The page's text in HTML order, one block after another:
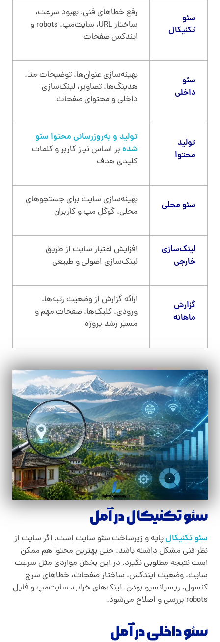
سئو
تکنیکال
رفع خطاهای فنی، بهبود سرعت،
ساختار URL، سایت‌مپ، robots و
ایندکس صفحات
سئو
داخلی
بهینه‌سازی عنوان‌ها، توضیحات متا،
هدینگ‌ها، تصاویر، لینک‌سازی
داخلی و محتوای صفحات
تولید
محتوا
تولید و به‌روزرسانی محتوا سئو
شدهبر اساس نیاز کاربر و کلمات
کلیدی هدف
سئو محلی
بهینه‌سازی سایت برای جستجوهای
محلی، گوگل مپ و کاربران
لینک‌سازی
خارجی
افزایش اعتبار سایت از طریق
لینک‌سازی اصولی و طبیعی
گزارش
ماهانه
ارائه گزارش از وضعیت رتبه‌ها،
ورودی، کلیک‌ها، صفحات مهم و
مسیر رشد پروژه
سئو تکنیکال در آمل
سئو تکنیکالپایه و زیرساخت سئو سایت است. اگر سایت از
نظر فنی مشکل داشته باشد، حتی بهترین محتوا هم ممکن
است نتیجه مطلوبی نگیرد. در این بخش مواردی مثل سرعت
سایت، وضعیت ایندکس، ساختار صفحات، خطاهای سرچ
کنسول، ریسپانسیو بودن، لینک‌های خراب، سایت‌مپ و فایل
robots بررسی و اصلاح می‌شود.
سئو داخلی در آمل